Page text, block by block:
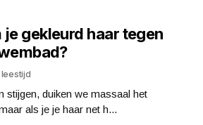
gekleurd haar tegen
leestijd
stijgen, duiken we massaal het
als je je haar net h...